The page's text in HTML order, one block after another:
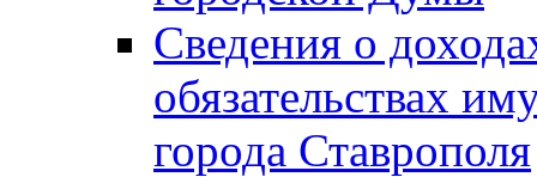
Сведения о
обязательствах
города Ставрополя